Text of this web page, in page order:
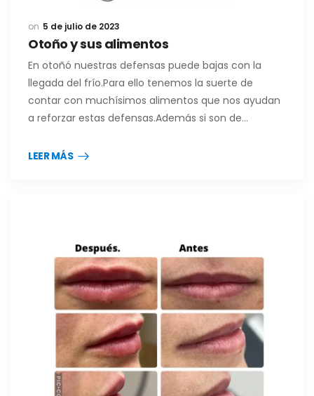
5 de julio de 2023
Otoño y sus alimentos
En otoñó nuestras defensas puede bajas con la
llegada del frío.Para ello tenemos la suerte de
contar con muchísimos alimentos que nos ayudan
a reforzar estas defensas.Además si son de…
LEER MÁS